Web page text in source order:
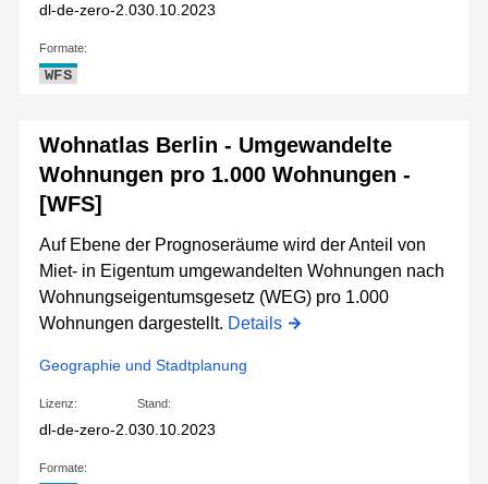
dl-de-zero-2.030.10.2023
Formate:
WFS
Wohnatlas Berlin - Umgewandelte
Wohnungen pro 1.000 Wohnungen -
[WFS]
Auf Ebene der Prognoseräume wird der Anteil von
Miet- in Eigentum umgewandelten Wohnungen nach
Wohnungseigentumsgesetz (WEG) pro 1.000
Wohnungen dargestellt. Details
Geographie und Stadtplanung
Lizenz:
dl-de-zero-2.0
Stand:
30.10.2023
Formate: